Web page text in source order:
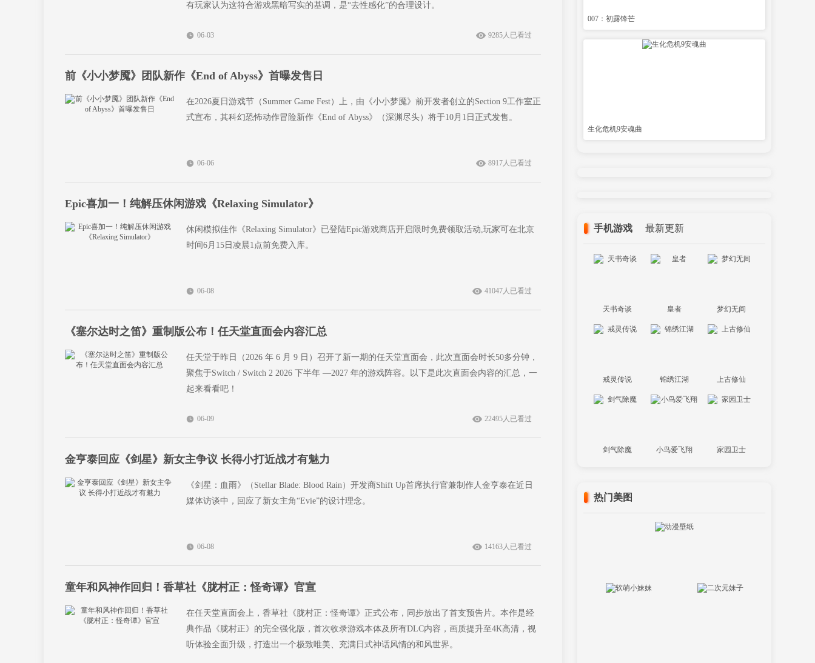
有玩家认为这符合游戏黑暗写实的基调，是“去性感化”的合理设计。
06-03 9285人已看过
前《小小梦魇》团队新作《End of Abyss》首曝发售日
在2026夏日游戏节（Summer Game Fest）上，由《小小梦魇》前开发者创立的Section 9工作室正
式宣布，其科幻恐怖动作冒险新作《End of Abyss》（深渊尽头）将于10月1日正式发售。
06-06 8917人已看过
Epic喜加一！纯解压休闲游戏《Relaxing Simulator》
休闲模拟佳作《Relaxing Simulator》已登陆Epic游戏商店开启限时免费领取活动,玩家可在北京
时间6月15日凌晨1点前免费入库。
06-08 41047人已看过
《塞尔达时之笛》重制版公布！任天堂直面会内容汇总
任天堂于昨日（2026 年 6 月 9 日）召开了新一期的任天堂直面会，此次直面会时长50多分钟，
聚焦于Switch / Switch 2 2026 下半年 —2027 年的游戏阵容。以下是此次直面会内容的汇总，一
起来看看吧！
06-09 22495人已看过
金亨泰回应《剑星》新女主争议 长得小打近战才有魅力
《剑星：血雨》（Stellar Blade: Blood Rain）开发商Shift Up首席执行官兼制作人金亨泰在近日
媒体访谈中，回应了新女主角“Evie”的设计理念。
06-08 14163人已看过
童年和风神作回归！香草社《胧村正：怪奇谭》官宣
在任天堂直面会上，香草社《胧村正：怪奇谭》正式公布，同步放出了首支预告片。本作是经
典作品《胧村正》的完全强化版，首次收录游戏本体及所有DLC内容，画质提升至4K高清，视
听体验全面升级，打造出一个极致唯美、充满日式神话风情的和风世界。
007：初露锋芒
生化危机9安魂曲
手机游戏 最新更新
天书奇谈 皇者 梦幻无间
戒灵传说 锦绣江湖 上古修仙
剑气除魔 小鸟爱飞翔 家园卫士
热门美图